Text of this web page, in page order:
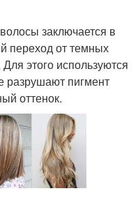
заключается в
переход от темных
этого используются
разрушают пигмент
оттенок.